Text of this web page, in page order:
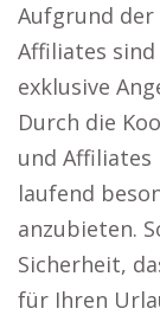
Aufgrund
Affiliates
exklusive
Durch die
und Affiliates
laufend
anzubieten.
Sicherheit,
für Ihren